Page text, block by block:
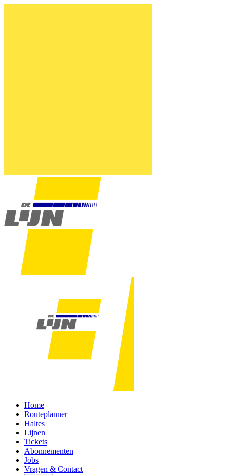
Home
Routeplanner
Haltes
Lijnen
Tickets
Abonnementen
Jobs
Vragen & Contact